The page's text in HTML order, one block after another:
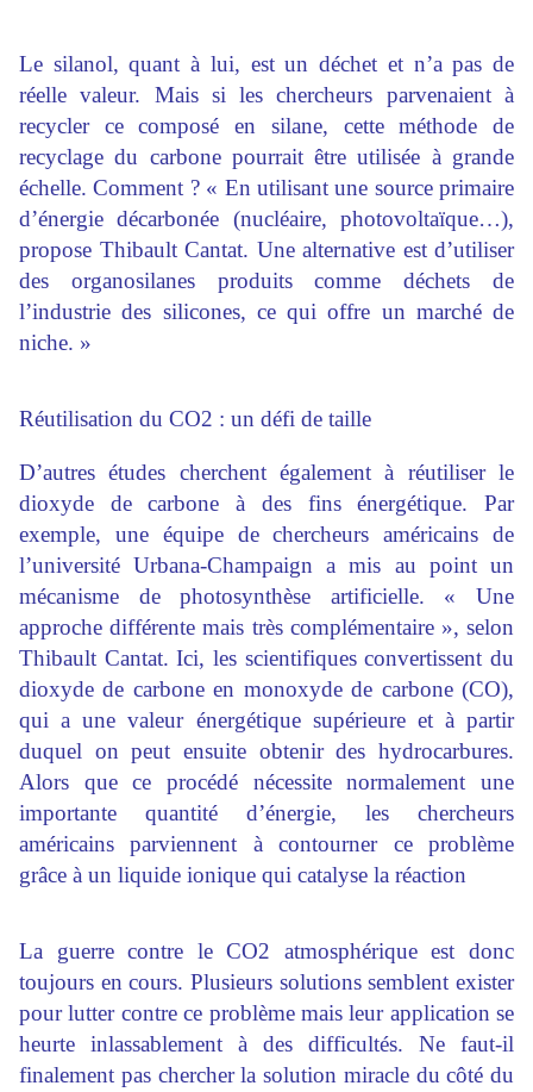
Le silanol, quant à lui, est un déchet et n’a pas de
réelle valeur. Mais si les chercheurs parvenaient à
recycler ce composé en silane, cette méthode de
recyclage du carbone pourrait être utilisée à grande
échelle. Comment ? « En utilisant une source primaire
d’énergie décarbonée (nucléaire, photovoltaïque…),
propose Thibault Cantat. Une alternative est d’utiliser
des organosilanes produits comme déchets de
l’industrie des silicones, ce qui offre un marché de
niche. »
Réutilisation du CO2 : un défi de taille
D’autres études cherchent également à réutiliser le
dioxyde de carbone à des fins énergétique. Par
exemple, une équipe de chercheurs américains de
l’université Urbana-Champaign a mis au point un
mécanisme de photosynthèse artificielle. « Une
approche différente mais très complémentaire », selon
Thibault Cantat. Ici, les scientifiques convertissent du
dioxyde de carbone en monoxyde de carbone (CO),
qui a une valeur énergétique supérieure et à partir
duquel on peut ensuite obtenir des hydrocarbures.
Alors que ce procédé nécessite normalement une
importante quantité d’énergie, les chercheurs
américains parviennent à contourner ce problème
grâce à un liquide ionique qui catalyse la réaction
La guerre contre le CO2 atmosphérique est donc
toujours en cours. Plusieurs solutions semblent exister
pour lutter contre ce problème mais leur application se
heurte inlassablement à des difficultés. Ne faut-il
finalement pas chercher la solution miracle du côté du